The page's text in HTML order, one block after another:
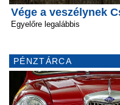
Vége a veszélynek
Egyelőre legalábbis
PÉNZTÁRCA